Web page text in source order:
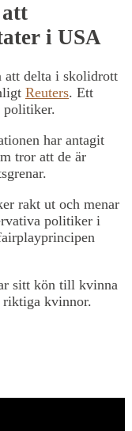
i USA
att delta i skolidrott
Reuters. Ett
politiker.
har antagit
tror att de är
rakt ut och menar
politiker i
sitt kön till kvinna
riktiga kvinnor.